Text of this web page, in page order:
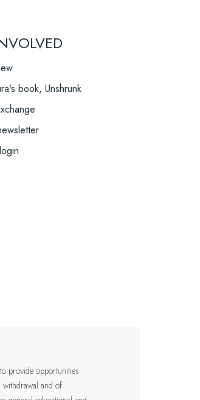
book, Unshrunk
provide opportunities
and of